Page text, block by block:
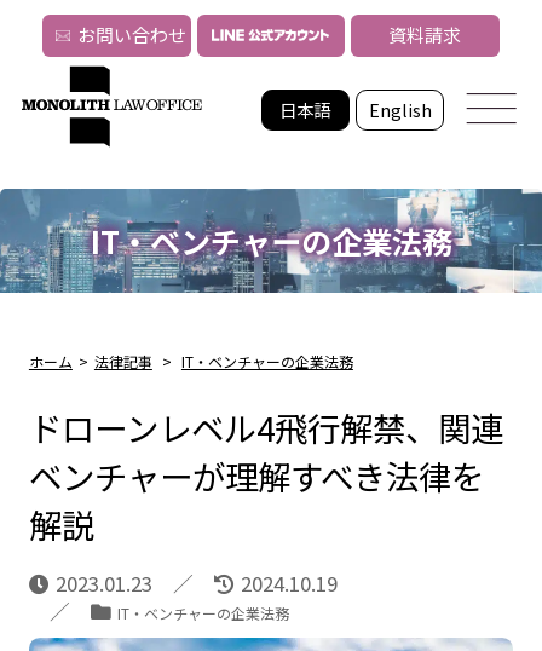
日本語 English
お問い合わせ 資料請求
IT・ベンチャーの企業法務
ホーム > 法律記事 > IT・ベンチャーの企業法務
ドローンレベル4飛行解禁、関連
ベンチャーが理解すべき法律を
解説
2023.01.23 2024.10.19
IT・ベンチャーの企業法務